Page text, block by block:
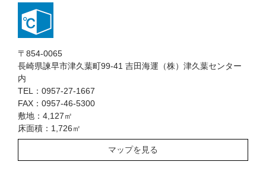
〒854-0065
長崎県諫早市津久葉町99-41 吉田海運（株）津久葉センター
内
TEL：0957-27-1667
FAX：0957-46-5300
敷地：4,127㎡
床面積：1,726㎡
マップを見る